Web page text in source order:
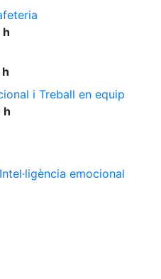
i Treball en equip
h
emocional